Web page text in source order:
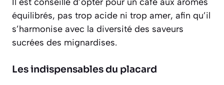
équilibrés, pas trop acide ni trop amer, afin qu’il
s’harmonise avec la diversité des saveurs
sucrées des mignardises.
Les indispensables du placard